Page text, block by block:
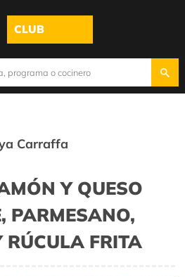
CLUB
Carraffa
Y QUESO
PARMESANO,
FRITA